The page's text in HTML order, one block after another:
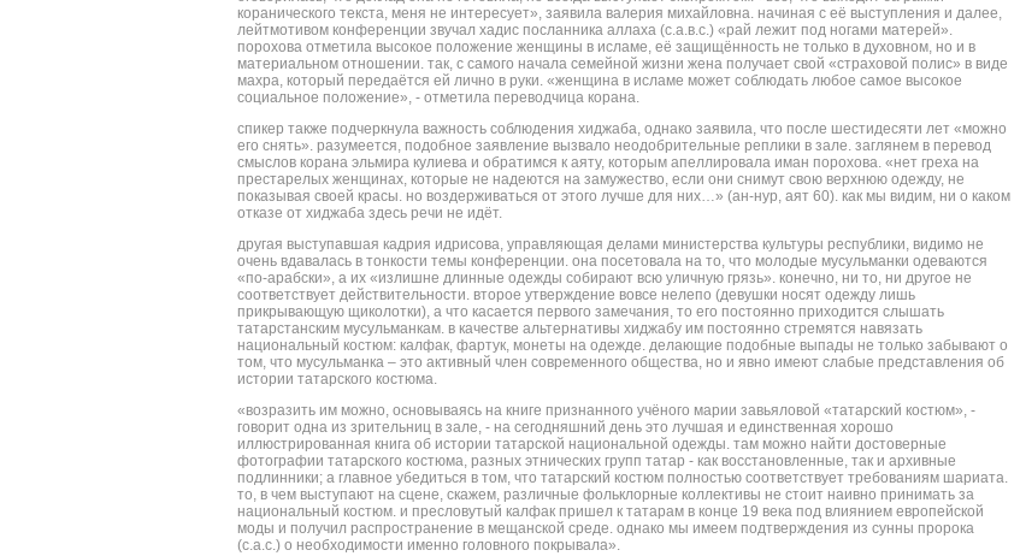
коранического текста, меня не интересует», заявила валерия михайловна. начиная с её выступления и далее,
лейтмотивом конференции звучал хадис посланника аллаха (с.а.в.с.) «рай лежит под ногами матерей».
порохова отметила высокое положение женщины в исламе, её защищённость не только в духовном, но и в
материальном отношении. так, с самого начала семейной жизни жена получает свой «страховой полис» в виде
махра, который передаётся ей лично в руки. «женщина в исламе может соблюдать любое самое высокое
социальное положение», - отметила переводчица корана.
спикер также подчеркнула важность соблюдения хиджаба, однако заявила, что после шестидесяти лет «можно
его снять». разумеется, подобное заявление вызвало неодобрительные реплики в зале. заглянем в перевод
смыслов корана эльмира кулиева и обратимся к аяту, которым апеллировала иман порохова. «нет греха на
престарелых женщинах, которые не надеются на замужество, если они снимут свою верхнюю одежду, не
показывая своей красы. но воздерживаться от этого лучше для них…» (ан-нур, аят 60). как мы видим, ни о каком
отказе от хиджаба здесь речи не идёт.
другая выступавшая кадрия идрисова, управляющая делами министерства культуры республики, видимо не
очень вдавалась в тонкости темы конференции. она посетовала на то, что молодые мусульманки одеваются
«по-арабски», а их «излишне длинные одежды собирают всю уличную грязь». конечно, ни то, ни другое не
соответствует действительности. второе утверждение вовсе нелепо (девушки носят одежду лишь
прикрывающую щиколотки), а что касается первого замечания, то его постоянно приходится слышать
татарстанским мусульманкам. в качестве альтернативы хиджабу им постоянно стремятся навязать
национальный костюм: калфак, фартук, монеты на одежде. делающие подобные выпады не только забывают о
том, что мусульманка – это активный член современного общества, но и явно имеют слабые представления об
истории татарского костюма.
«возразить им можно, основываясь на книге признанного учёного марии завьяловой «татарский костюм», -
говорит одна из зрительниц в зале, - на сегодняшний день это лучшая и единственная хорошо
иллюстрированная книга об истории татарской национальной одежды. там можно найти достоверные
фотографии татарского костюма, разных этнических групп татар - как восстановленные, так и архивные
подлинники; а главное убедиться в том, что татарский костюм полностью соответствует требованиям шариата.
то, в чем выступают на сцене, скажем, различные фольклорные коллективы не стоит наивно принимать за
национальный костюм. и пресловутый калфак пришел к татарам в конце 19 века под влиянием европейской
моды и получил распространение в мещанской среде. однако мы имеем подтверждения из сунны пророка
(с.а.с.) о необходимости именно головного покрывала».